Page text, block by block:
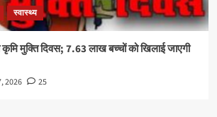
स्वास्थ्य
मुक्ति दिवस; 7.63 लाख बच्चों को खिलाई जाएगी
2026 25